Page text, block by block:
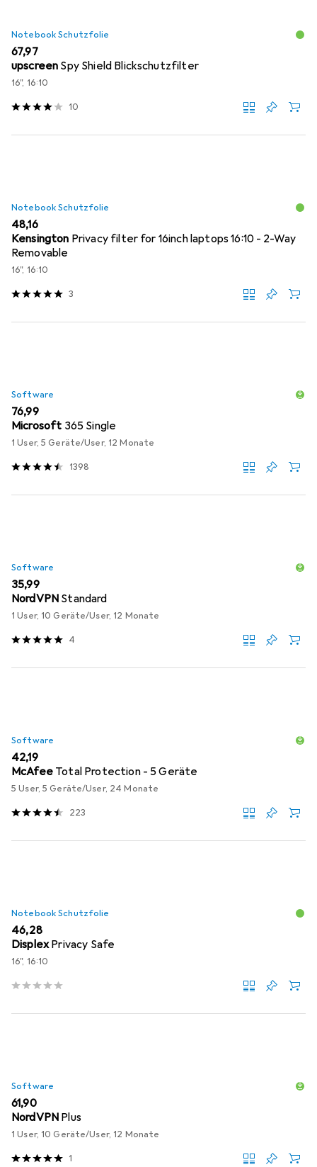
Notebook Schutzfolie
EUR
67,97
upscreen Spy Shield Blickschutzfilter
16", 16:10
10
Notebook Schutzfolie
EUR
48,16
Kensington Privacy filter for 16inch laptops 16:10 - 2-Way
Removable
16", 16:10
3
Software
EUR
76,99
Microsoft 365 Single
1 User, 5 Geräte/User, 12 Monate
1398
Software
EUR
35,99
NordVPN Standard
1 User, 10 Geräte/User, 12 Monate
4
Software
EUR
42,19
McAfee Total Protection - 5 Geräte
5 User, 5 Geräte/User, 24 Monate
223
Notebook Schutzfolie
EUR
46,28
DisplexPrivacy Safe
16", 16:10
Software
EUR
61,90
NordVPN Plus
1 User, 10 Geräte/User, 12 Monate
1